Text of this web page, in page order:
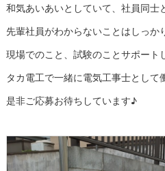
和気あいあいとしていて、社員同士
先輩社員がわからないことはしっか
現場でのこと、試験のことサポート
タカ電工で一緒に電気工事士として
是非ご応募お待ちしています♪